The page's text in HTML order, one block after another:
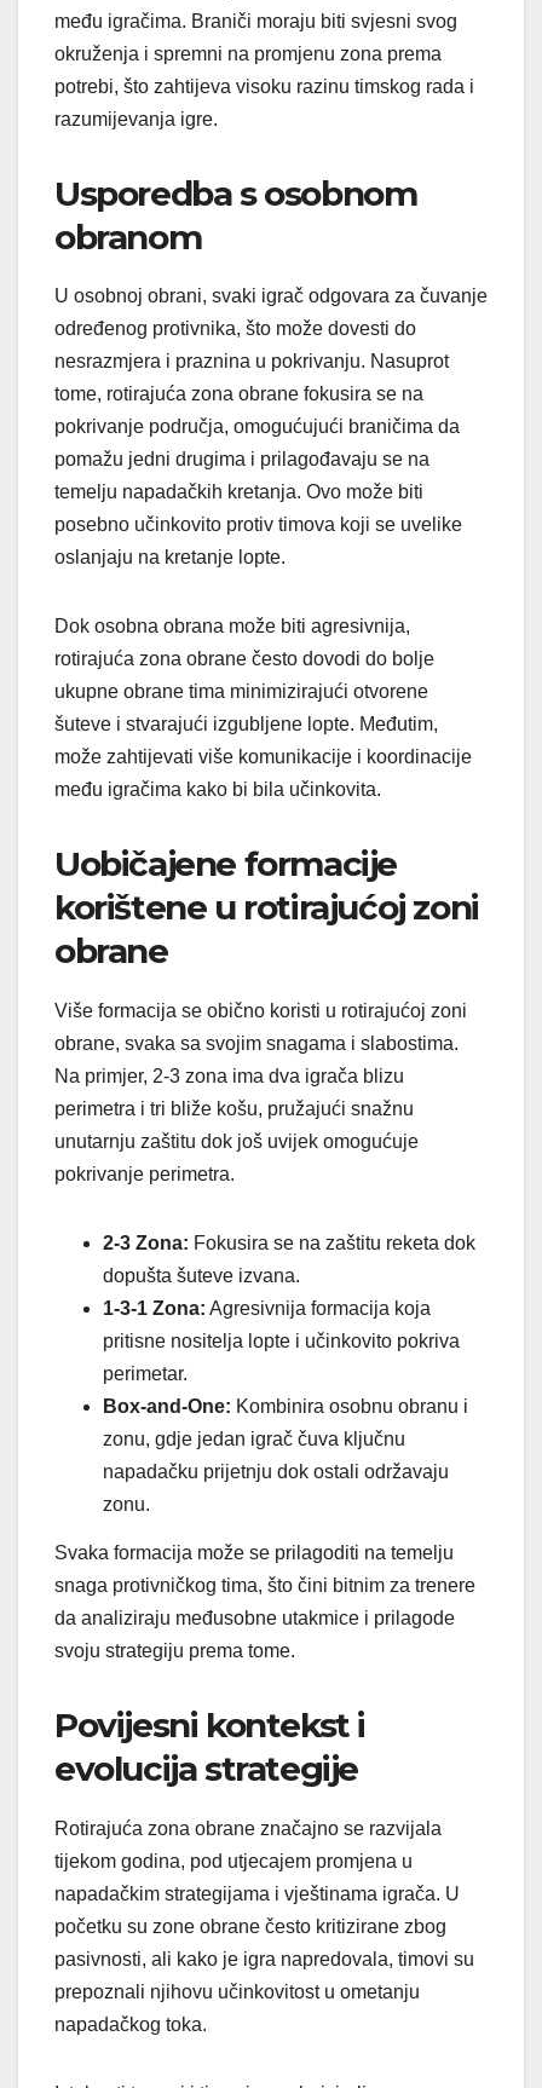
među igračima. Braniči moraju biti svjesni svog
okruženja i spremni na promjenu zona prema
potrebi, što zahtijeva visoku razinu timskog rada i
razumijevanja igre.
Usporedba s osobnom
obranom
U osobnoj obrani, svaki igrač odgovara za čuvanje
određenog protivnika, što može dovesti do
nesrazmjera i praznina u pokrivanju. Nasuprot
tome, rotirajuća zona obrane fokusira se na
pokrivanje područja, omogućujući braničima da
pomažu jedni drugima i prilagođavaju se na
temelju napadačkih kretanja. Ovo može biti
posebno učinkovito protiv timova koji se uvelike
oslanjaju na kretanje lopte.
Dok osobna obrana može biti agresivnija,
rotirajuća zona obrane često dovodi do bolje
ukupne obrane tima minimizirajući otvorene
šuteve i stvarajući izgubljene lopte. Međutim,
može zahtijevati više komunikacije i koordinacije
među igračima kako bi bila učinkovita.
Uobičajene formacije
korištene u rotirajućoj zoni
obrane
Više formacija se obično koristi u rotirajućoj zoni
obrane, svaka sa svojim snagama i slabostima.
Na primjer, 2-3 zona ima dva igrača blizu
perimetra i tri bliže košu, pružajući snažnu
unutarnju zaštitu dok još uvijek omogućuje
pokrivanje perimetra.
2-3 Zona: Fokusira se na zaštitu reketa dok
dopušta šuteve izvana.
1-3-1 Zona: Agresivnija formacija koja
pritisne nositelja lopte i učinkovito pokriva
perimetar.
Box-and-One: Kombinira osobnu obranu i
zonu, gdje jedan igrač čuva ključnu
napadačku prijetnju dok ostali održavaju
zonu.
Svaka formacija može se prilagoditi na temelju
snaga protivničkog tima, što čini bitnim za trenere
da analiziraju međusobne utakmice i prilagode
svoju strategiju prema tome.
Povijesni kontekst i
evolucija strategije
Rotirajuća zona obrane značajno se razvijala
tijekom godina, pod utjecajem promjena u
napadačkim strategijama i vještinama igrača. U
početku su zone obrane često kritizirane zbog
pasivnosti, ali kako je igra napredovala, timovi su
prepoznali njihovu učinkovitost u ometanju
napadačkog toka.